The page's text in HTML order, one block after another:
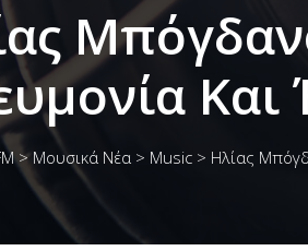
> Μουσικά Νέα > Music > Ηλίας